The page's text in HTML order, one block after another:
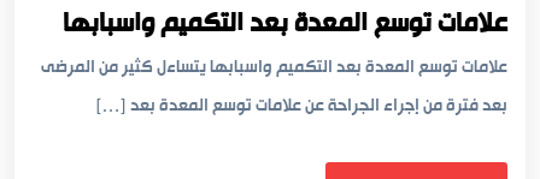
علامات توسع المعدة بعد التكميم واسبابها
علامات توسع المعدة بعد التكميم واسبابها يتساءل كثير من المرضى
بعد فترة من إجراء الجراحة عن علامات توسع المعدة بعد […]